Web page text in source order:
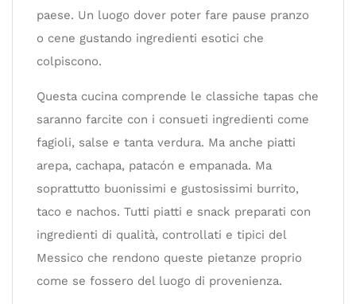
paese. Un luogo dover poter fare pause pranzo
o cene gustando ingredienti esotici che
colpiscono.
Questa cucina comprende le classiche tapas che
saranno farcite con i consueti ingredienti come
fagioli, salse e tanta verdura. Ma anche piatti
arepa, cachapa, patacón e empanada. Ma
soprattutto buonissimi e gustosissimi burrito,
taco e nachos. Tutti piatti e snack preparati con
ingredienti di qualità, controllati e tipici del
Messico che rendono queste pietanze proprio
come se fossero del luogo di provenienza.